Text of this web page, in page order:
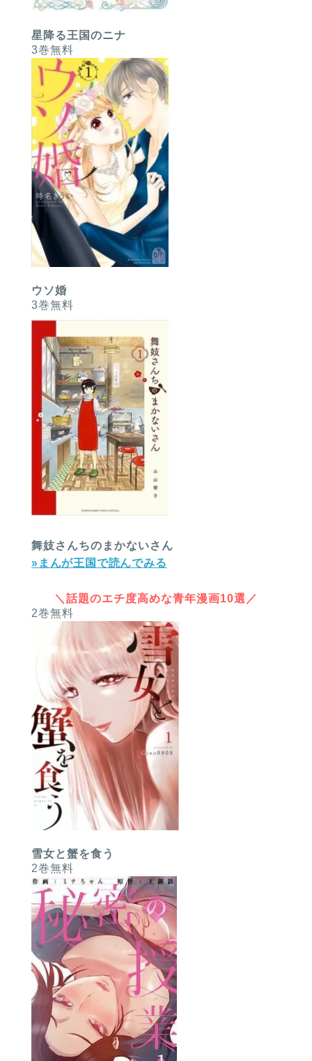
星降る王国のニナ
3巻無料
ウソ婚
3巻無料
舞妓さんちのまかないさん
»まんが王国で読んでみる
＼話題のエチ度高めな青年漫画10選／
2巻無料
雪女と蟹を食う
2巻無料